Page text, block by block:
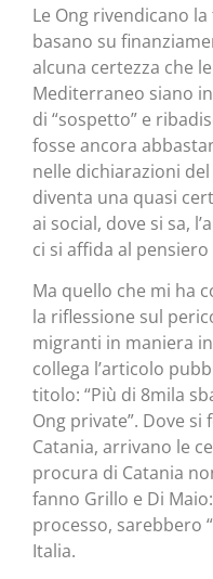
Le Ong rivendicano
basano su
alcuna certezza che
Mediterraneo siano
di “sospetto” e
fosse ancora
nelle dichiarazioni
diventa una quasi
ai social, dove si sa,
ci si affida al
Ma quello che mi ha
la riflessione sul
migranti in maniera
collega l’articolo
titolo: “Più di 8mila
Ong private”. Dove
Catania, arrivano le
procura di Catania
fanno Grillo e Di
processo, sarebbero
Italia.